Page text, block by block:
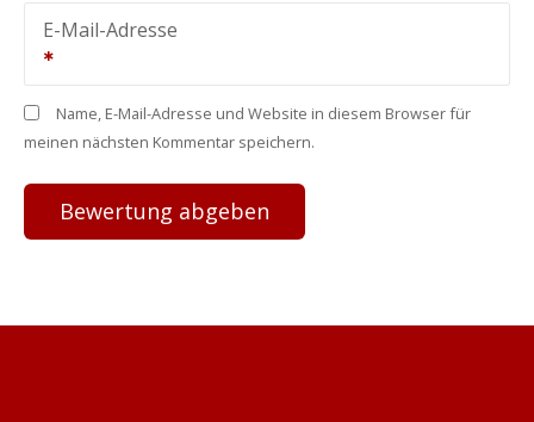
E-Mail-Adresse
Name, E-Mail-Adresse und Website in diesem Browser für
meinen nächsten Kommentar speichern.